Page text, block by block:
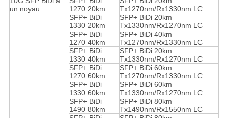
un noyau
1270 20km
Tx1270nm/Rx1330nm LC
SFP+ BiDi
1330 20km
SFP+ BiDi 20km
Tx1330nm/Rx1270nm LC
SFP+ BiDi
1270 40km
SFP+ BiDi 40km
Tx1270nm/Rx1330nm LC
SFP+ BiDi
1330 40km
SFP+ BiDi 20km
Tx1330nm/Rx1270nm LC
SFP+ BiDi
1270 60km
SFP+ BiDi 60km
Tx1270nm/Rx1330nm LC
SFP+ BiDi
1330 60km
SFP+ BiDi 60km
Tx1330nm/Rx1270nm LC
SFP+ BiDi
1490 80km
SFP+ BiDi 80km
Tx1490nm/Rx1550nm LC